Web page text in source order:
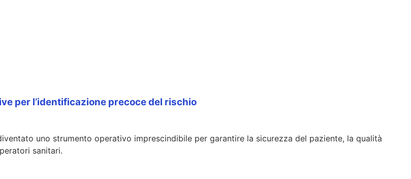
per l’identificazione precoce del rischio
uno strumento operativo imprescindibile per garantire la sicurezza del paziente, la qualità
sanitari.